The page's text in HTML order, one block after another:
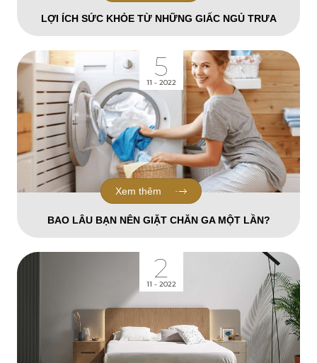
LỢI ÍCH SỨC KHỎE TỪ NHỮNG GIẤC NGỦ TRƯA
5
11 - 2022
BAO LÂU BẠN NÊN GIẶT CHĂN GA MỘT LẦN?
Xem thêm
2
11 - 2022